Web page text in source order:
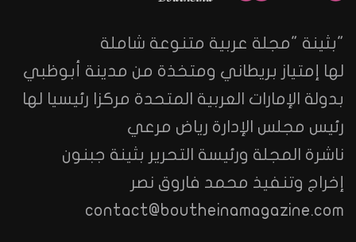
"بثينة "مجلة عربية متنوعة شاملة
لها إمتياز بريطاني ومتخذة من مدينة أبوظبي
بدولة الإمارات العربية المتحدة مركزا رئيسيا لها
رئيس مجلس الإدارة رياض مرعي
ناشرة المجلة ورئيسة التحرير بثينة جبنون
إخراج وتنفيذ محمد فاروق نصر
contact@boutheinamagazine.com